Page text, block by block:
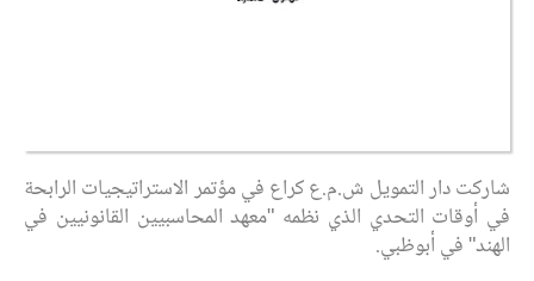
شاركت دار التمويل ش.م.ع كراع في مؤتمر الاستراتيجيات الرابحة
في أوقات التحدي الذي نظمه "معهد المحاسبيين القانونيين في
الهند" في أبوظبي.